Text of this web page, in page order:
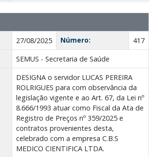
27/08/2025 Número:
417
SEMUS - Secretaria de Saúde
DESIGNA o servidor LUCAS PEREIRA
ROLRIGUES para com observância da
legislação vigente e ao Art. 67, da Lei nº
8.666/1993 atuar como Fiscal da Ata de
Registro de Preços nº 359/2025 e
contratos provenientes desta,
celebrado com a empresa C.B.S
MEDICO CIENTIFICA LTDA.